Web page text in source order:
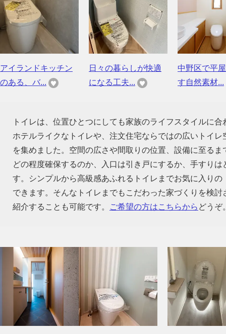
アイランドキッチン
のある、バ...
日々の暮らしが快適
になる工夫...
中野区で平
す自然素材...
トイレは、位置ひとつにしても家族のライフスタイルに
ホテルライクなトイレや、注文住宅ならではの広いトイ
を集めました。空間の広さや間取りの位置、設備に至る
どの程度確保するのか、入口は引き戸にするか、手すり
す。シンプルから高級感あふれるトイレまでお気に入り
できます。そんなトイレまでもこだわった家づくりを検
紹介することも可能です。
ご希望の方はこちらから どうぞ